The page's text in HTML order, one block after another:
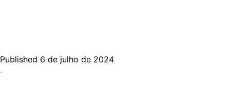
Published 6 de julho de 2024